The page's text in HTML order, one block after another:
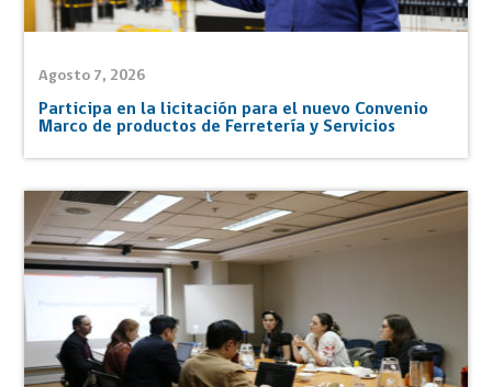
Agosto 7, 2026
Participa en la licitación para el nuevo Convenio
Marco de productos de Ferretería y Servicios